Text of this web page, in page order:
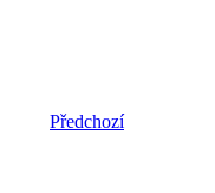
Předchozí